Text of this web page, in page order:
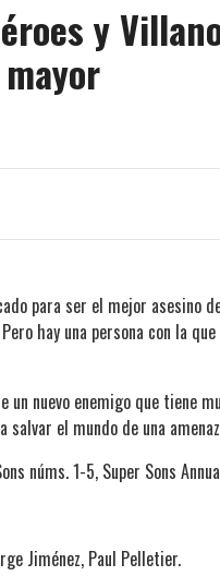
y
para ser el mejor
hay una persona con la
un nuevo enemigo que tiene
salvar el mundo de una
núms. 1-5, Super Sons
Jiménez, Paul Pelletier.